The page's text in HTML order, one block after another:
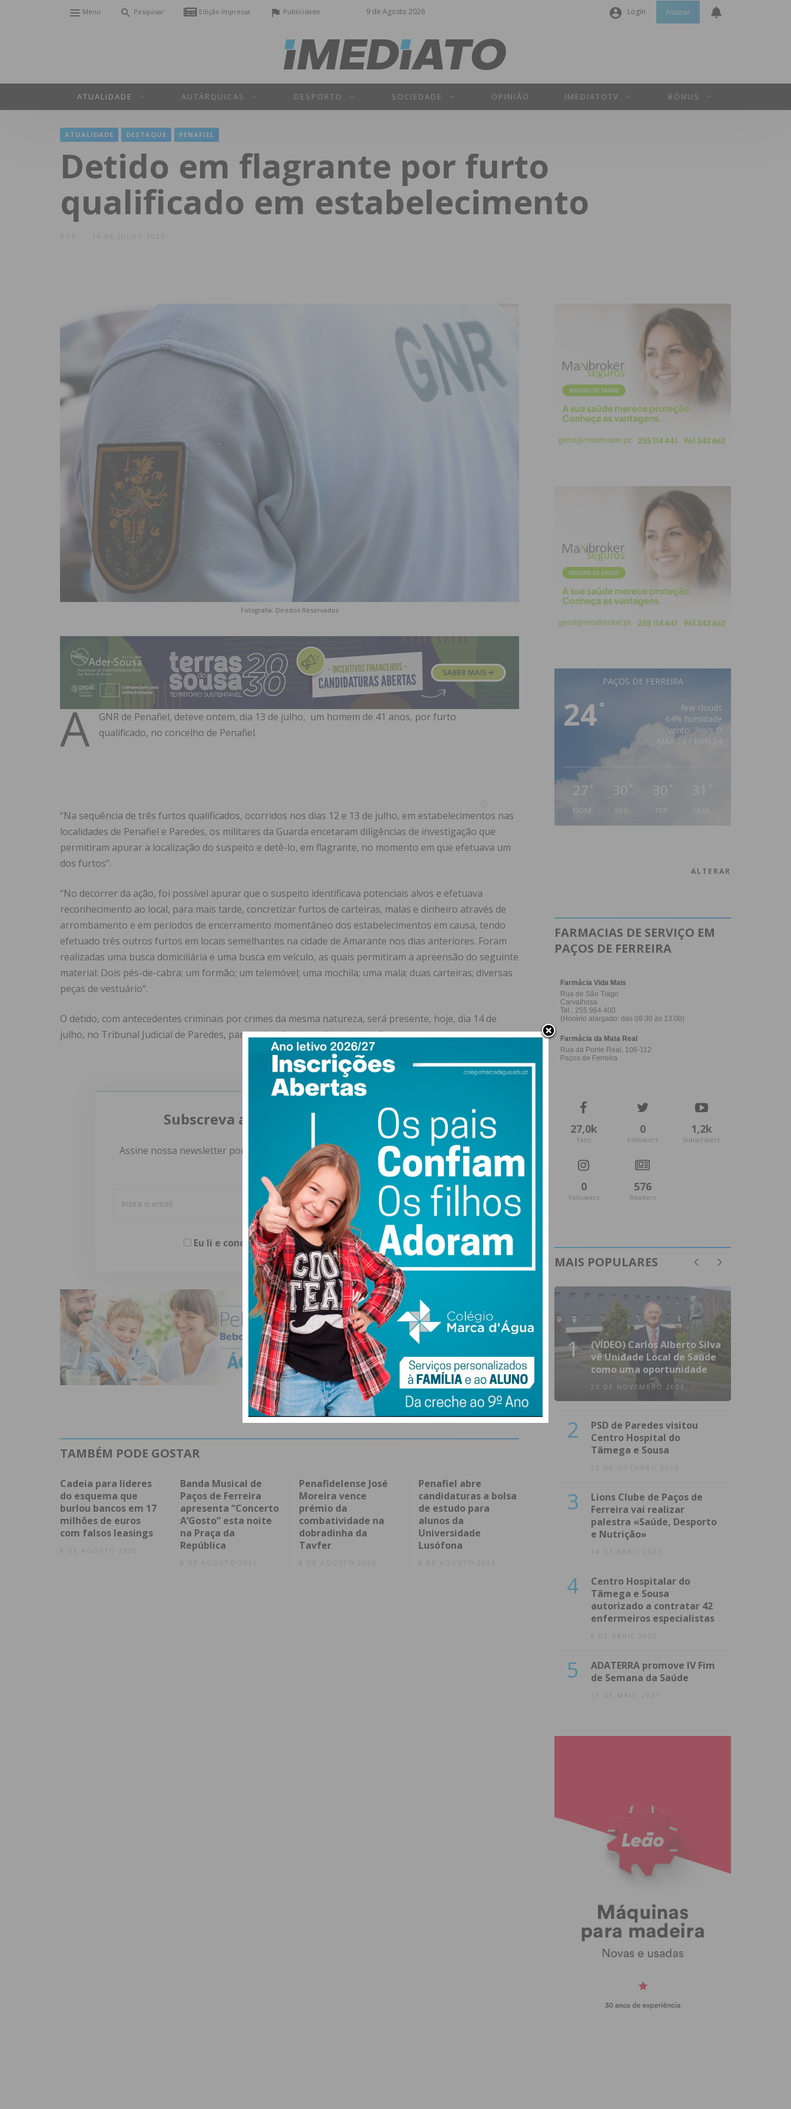
9 de Agosto 2026
Menu Pesquisar Edição Impressa Publicidade Login
Senha
Assinar
ATUALIDADE AUTÁRQUICAS DESPORTO SOCIEDADE OPINIÃO IMEDIATOTV BÓNUS
ATUALIDADE DESTAQUE PENAFIEL
Detido em flagrante por furto
qualificado em estabelecimento
14 DE JULHO 2023
Fotografia: Direitos Reservados
A
GNR de Penafiel, deteve ontem, dia 13 de julho, um homem de 41 anos, por furto
qualificado, no concelho de Penafiel.
“Na sequência de três furtos qualificados, ocorridos nos dias 12 e 13 de julho, em estabelecimentos nas
localidades de Penafiel e Paredes, os militares da Guarda encetaram diligências de investigação que
permitiram apurar a localização do suspeito e detê-lo, em flagrante, no momento em que efetuava um
dos furtos”.
“No decorrer da ação, foi possível apurar que o suspeito identificava potenciais alvos e efetuava
reconhecimento ao local, para mais tarde, concretizar furtos de carteiras, malas e dinheiro através de
arrombamento e em períodos de encerramento momentâneo dos estabelecimentos em causa, tendo
efetuado três outros furtos em locais semelhantes na cidade de Amarante nos dias anteriores. Foram
realizadas uma busca domiciliária e uma busca em veículo, as quais permitiram a apreensão do seguinte
material: Dois pés-de-cabra; um formão; um telemóvel; uma mochila; uma mala; duas carteiras; diversas
peças de vestuário”.
O detido, com antecedentes criminais por crimes da mesma natureza, será presente, hoje, dia 14 de
julho, no Tribunal Judicial de Paredes, para aplicação de medidas de coação.
Subscreva a newsletter do Imediato
Assine nossa newsletter por e-mail e obtenha de forma regular a informação
atualizada.
Eu li e concordo com ostermos e condições
TAMBÉM PODE GOSTAR
Cadeia para líderes
do esquema que
burlou bancos em 17
milhões de euros
com falsos leasings
8 DE AGOSTO 2026
Banda Musical de
Paços de Ferreira
apresenta “Concerto
A’Gosto” esta noite
na Praça da
República
8 DE AGOSTO 2026
Penafidelense José
Moreira vence
prémio da
combatividade na
dobradinha da
Tavfer
8 DE AGOSTO 2026
Penafiel abre
candidaturas a bolsa
de estudo para
alunos da
Universidade
Lusófona
8 DE AGOSTO 2026
PAÇOS DE FERREIRA
24°
few clouds
64% humidade
vento: 3m/s O
MAX 24 • MIN 24
27 °
DOM
30 °
SEG
30 °
TER
31 °
ALTERAR
FARMACIAS DE SERVIÇO EM
PAÇOS DE FERREIRA
27,0k
Fans
0
Followers
1,2k
Subscribers
0
Followers
576
Readers
MAIS POPULARES
1
(VÍDEO) Carlos Alberto Silva
vê Unidade Local de Saúde
como uma oportunidade
23 DE NOVEMBRO 2023
2
PSD de Paredes visitou
Centro Hospital do
Tâmega e Sousa
23 DE OUTUBRO 2023
3
Lions Clube de Paços de
Ferreira vai realizar
palestra «Saúde, Desporto
e Nutrição»
14 DE ABRIL 2022
4
Centro Hospitalar do
Tâmega e Sousa
autorizado a contratar 42
enfermeiros especialistas
8 DE ABRIL 2022
5
ADATERRA promove IV Fim
de Semana da Saúde
21 DE MAIO 2021